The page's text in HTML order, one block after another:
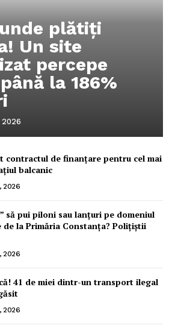
exclusiv!
plătiți
Un site
percepe
la 186%
contractul de finanțare pentru cel mai
balcanic
2026
să pui piloni sau lanțuri pe domeniul
la Primăria Constanța? Polițiștii
2026
41 de miei dintr-un transport ilegal
2026